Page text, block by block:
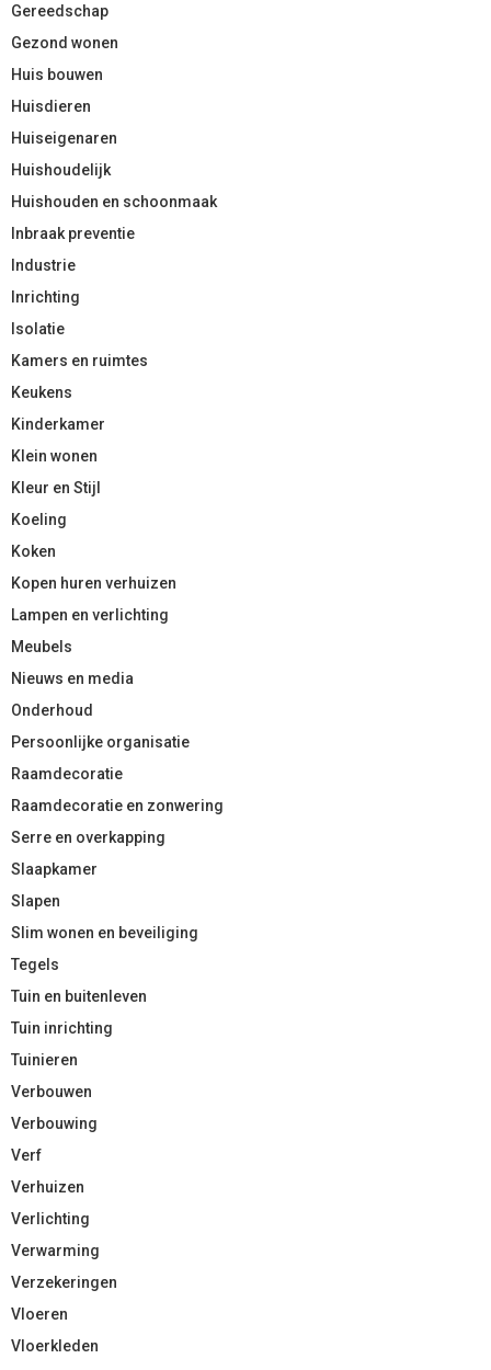
Gereedschap
Gezond wonen
Huis bouwen
Huisdieren
Huiseigenaren
Huishoudelijk
Huishouden en schoonmaak
Inbraak preventie
Industrie
Inrichting
Isolatie
Kamers en ruimtes
Keukens
Kinderkamer
Klein wonen
Kleur en Stijl
Koeling
Koken
Kopen huren verhuizen
Lampen en verlichting
Meubels
Nieuws en media
Onderhoud
Persoonlijke organisatie
Raamdecoratie
Raamdecoratie en zonwering
Serre en overkapping
Slaapkamer
Slapen
Slim wonen en beveiliging
Tegels
Tuin en buitenleven
Tuin inrichting
Tuinieren
Verbouwen
Verbouwing
Verf
Verhuizen
Verlichting
Verwarming
Verzekeringen
Vloeren
Vloerkleden